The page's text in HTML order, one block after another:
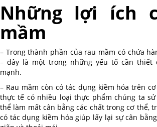
Những lợi ích
mầm
– Trong thành phần của rau mầm có chứa
– đây là một trong những yếu tố cần thiết
mạnh.
– Rau mầm còn có tác dụng kiềm hóa trên
thực tế có nhiều loại thực phẩm chúng ta
thể làm mất cân bằng các chất trong cơ thể,
có tác dụng kiềm hóa giúp lấy lại sự cân